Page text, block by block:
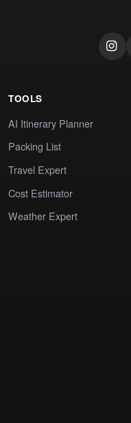
TOOLS
AI Itinerary Planner
Packing List
Travel Expert
Cost Estimator
Weather Expert